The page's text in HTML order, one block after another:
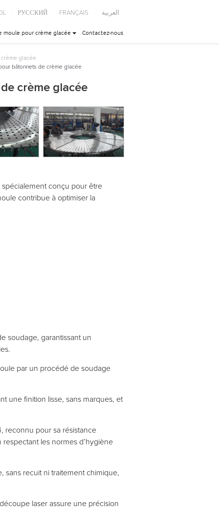
РУССКИЙ FRANÇAIS العربية
moule pour crème glacée Contactez-nous
glacée
bâtonnets de crème glacée
crème glacée
spécialement conçu pour être
contribue à optimiser la
soudage, garantissant un
par un procédé de soudage
une finition lisse, sans marques, et
reconnu pour sa résistance
les normes d’hygiène
sans recuit ni traitement chimique,
laser assure une précision